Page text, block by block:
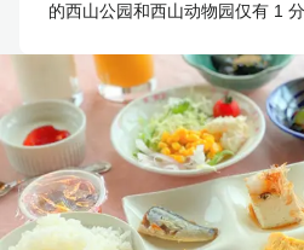
的西山公园和西山动物园仅有 1